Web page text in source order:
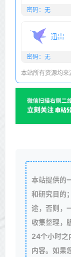
密码：无
迅雷
密码：无
本站所有资源均
本站提供的
和研究目的
途，否则，
收集整理，
24个小时之
内容。如果